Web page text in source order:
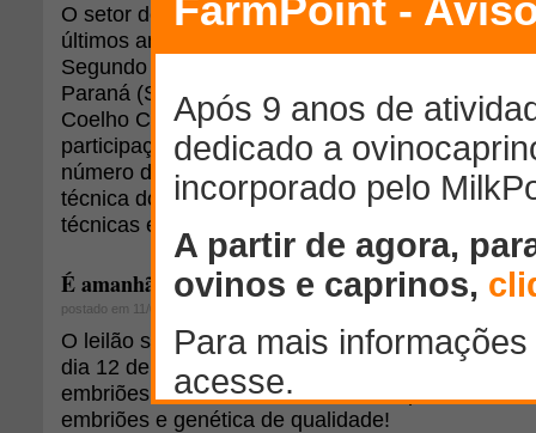
O setor de ovinos e caprinos vem crescendo em
últimos anos na Exposição Agropecuária e
Segundo o diretor de ovinocaprinocultura da
Paraná (SRP), entidade organizadora da
Coelho Cunha Filho, este ano, houve um
participação de animais, em relação a 2013.
número de animais, houve também um
técnica do setor. Diversas atividades culturais,
técnicas estão programadas.
É amanhã o grande dia - Leilão Dorper Embryo!
postado em 11/04/2012
O leilão será realizado pela Álamos Genética e
dia 12 de abril durante a Expolondrina 2012.
embriões, 40 fêmeas e 6 machos. Oportunidade
embriões e genética de qualidade!